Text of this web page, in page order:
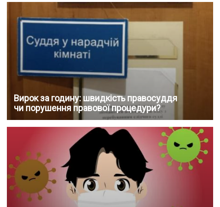
Вирок за годину: швидкість правосуддя
чи порушення правової процедури?